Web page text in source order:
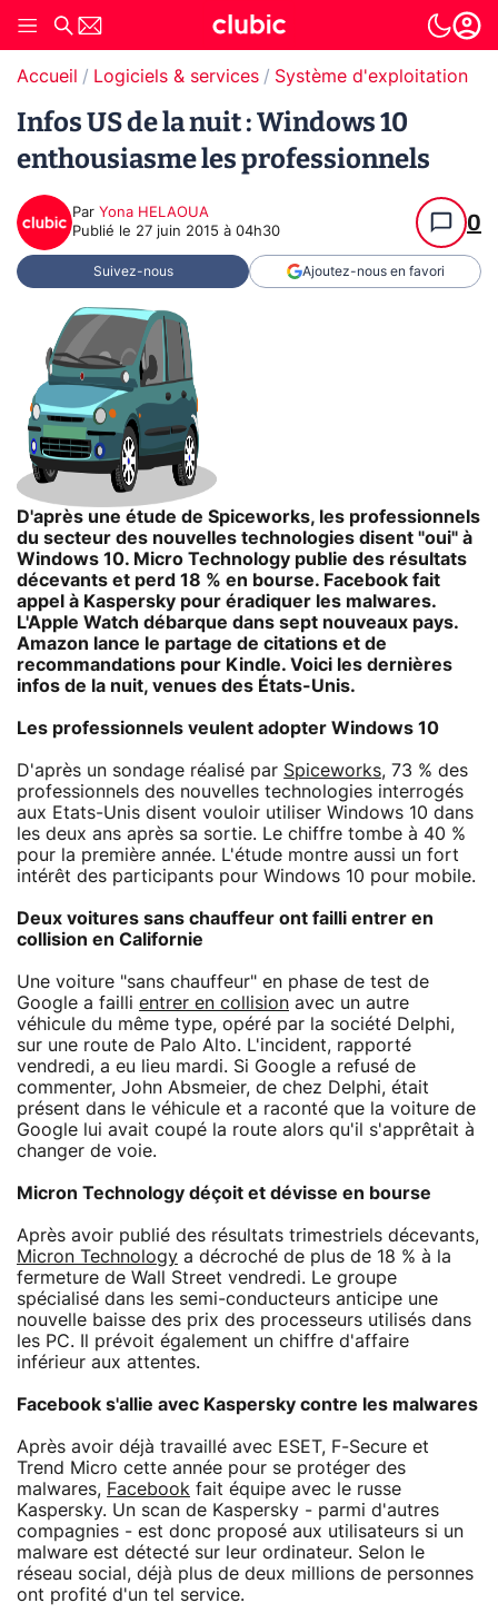
Accueil Logiciels & services Système d'exploitation
Infos US de la nuit : Windows 10
enthousiasme les professionnels
Par Yona HELAOUA
Publié le 27 juin 2015 à 04h30 0
Suivez-nous Ajoutez-nous en favori
D'après une étude de Spiceworks, les professionnels
du secteur des nouvelles technologies disent "oui" à
Windows 10. Micro Technology publie des résultats
décevants et perd 18 % en bourse. Facebook fait
appel à Kaspersky pour éradiquer les malwares.
L'Apple Watch débarque dans sept nouveaux pays.
Amazon lance le partage de citations et de
recommandations pour Kindle. Voici les dernières
infos de la nuit, venues des États-Unis.
Les professionnels veulent adopter Windows 10
D'après un sondage réalisé par Spiceworks, 73 % des
professionnels des nouvelles technologies interrogés
aux Etats-Unis disent vouloir utiliser Windows 10 dans
les deux ans après sa sortie. Le chiffre tombe à 40 %
pour la première année. L'étude montre aussi un fort
intérêt des participants pour Windows 10 pour mobile.
Deux voitures sans chauffeur ont failli entrer en
collision en Californie
Une voiture "sans chauffeur" en phase de test de
Google a failli entrer en collision avec un autre
véhicule du même type, opéré par la société Delphi,
sur une route de Palo Alto. L'incident, rapporté
vendredi, a eu lieu mardi. Si Google a refusé de
commenter, John Absmeier, de chez Delphi, était
présent dans le véhicule et a raconté que la voiture de
Google lui avait coupé la route alors qu'il s'apprêtait à
changer de voie.
Micron Technology déçoit et dévisse en bourse
Après avoir publié des résultats trimestriels décevants,
Micron Technology a décroché de plus de 18 % à la
fermeture de Wall Street vendredi. Le groupe
spécialisé dans les semi-conducteurs anticipe une
nouvelle baisse des prix des processeurs utilisés dans
les PC. Il prévoit également un chiffre d'affaire
inférieur aux attentes.
Facebook s'allie avec Kaspersky contre les malwares
Après avoir déjà travaillé avec ESET, F-Secure et
Trend Micro cette année pour se protéger des
malwares, Facebook fait équipe avec le russe
Kaspersky. Un scan de Kaspersky - parmi d'autres
compagnies - est donc proposé aux utilisateurs si un
malware est détecté sur leur ordinateur. Selon le
réseau social, déjà plus de deux millions de personnes
ont profité d'un tel service.